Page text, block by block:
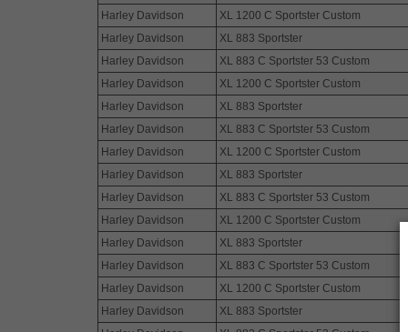
Harley Davidson
XL 1200 C Sportster Custom
Harley Davidson
XL 883 Sportster
Harley Davidson
XL 883 C Sportster 53 Custom
Harley Davidson
XL 1200 C Sportster Custom
Harley Davidson
XL 883 Sportster
Harley Davidson
XL 883 C Sportster 53 Custom
Harley Davidson
XL 1200 C Sportster Custom
Harley Davidson
XL 883 Sportster
Harley Davidson
XL 883 C Sportster 53 Custom
Harley Davidson
XL 1200 C Sportster Custom
Harley Davidson
XL 883 Sportster
Harley Davidson
XL 883 C Sportster 53 Custom
Harley Davidson
XL 1200 C Sportster Custom
Harley Davidson
XL 883 Sportster